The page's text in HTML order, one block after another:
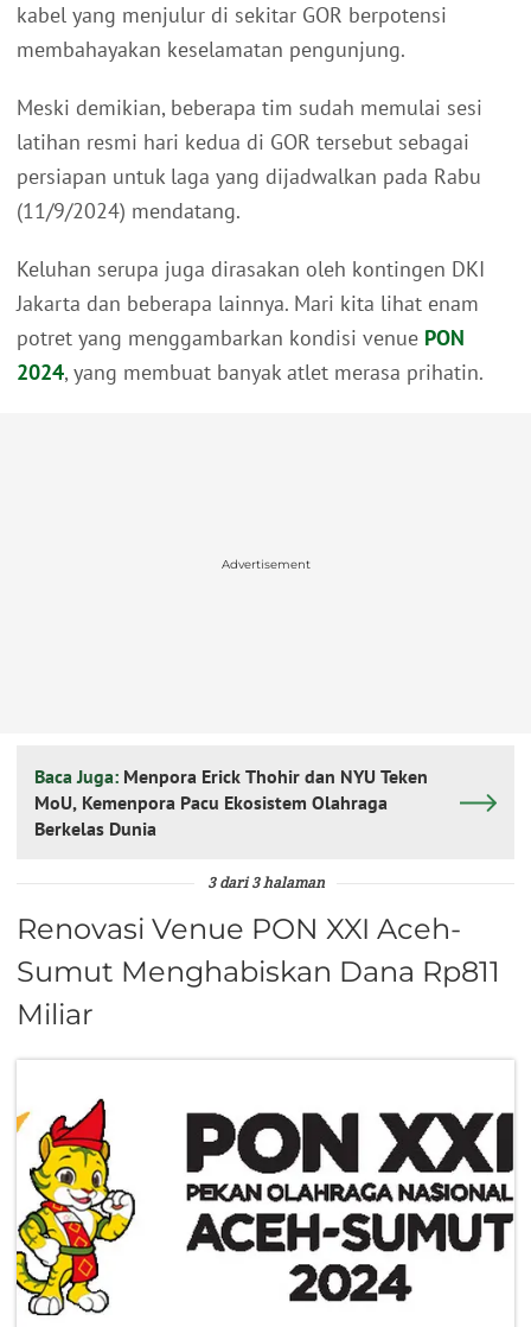
kabel yang menjulur di sekitar GOR berpotensi
membahayakan keselamatan pengunjung.
Meski demikian, beberapa tim sudah memulai sesi
latihan resmi hari kedua di GOR tersebut sebagai
persiapan untuk laga yang dijadwalkan pada Rabu
(11/9/2024) mendatang.
Keluhan serupa juga dirasakan oleh kontingen DKI
Jakarta dan beberapa lainnya. Mari kita lihat enam
potret yang menggambarkan kondisi venue PON
2024, yang membuat banyak atlet merasa prihatin.
Advertisement
Baca Juga: Menpora Erick Thohir dan NYU Teken
MoU, Kemenpora Pacu Ekosistem Olahraga
Berkelas Dunia
3 dari 3 halaman
Renovasi Venue PON XXI Aceh-
Sumut Menghabiskan Dana Rp811
Miliar